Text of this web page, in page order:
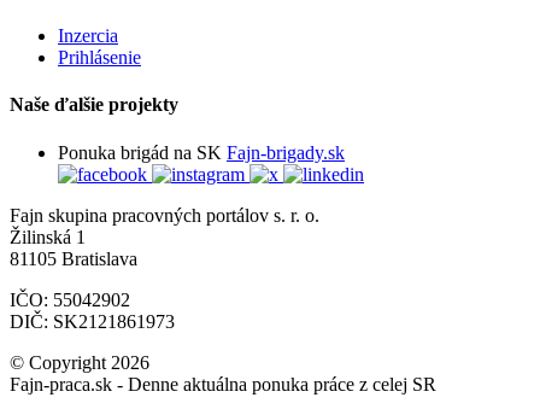
Inzercia
Prihlásenie
Naše ďalšie projekty
Ponuka brigád na SK Fajn-brigady.sk
Fajn skupina pracovných portálov s. r. o.
Žilinská 1
81105 Bratislava
IČO: 55042902
DIČ: SK2121861973
© Copyright 2026
Fajn-praca.sk - Denne aktuálna ponuka práce z celej SR